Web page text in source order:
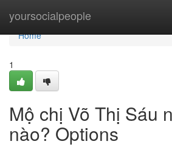
yoursocialpeople
Home
Home
1
Mộ chị Võ Thị Sáu
nào? Options